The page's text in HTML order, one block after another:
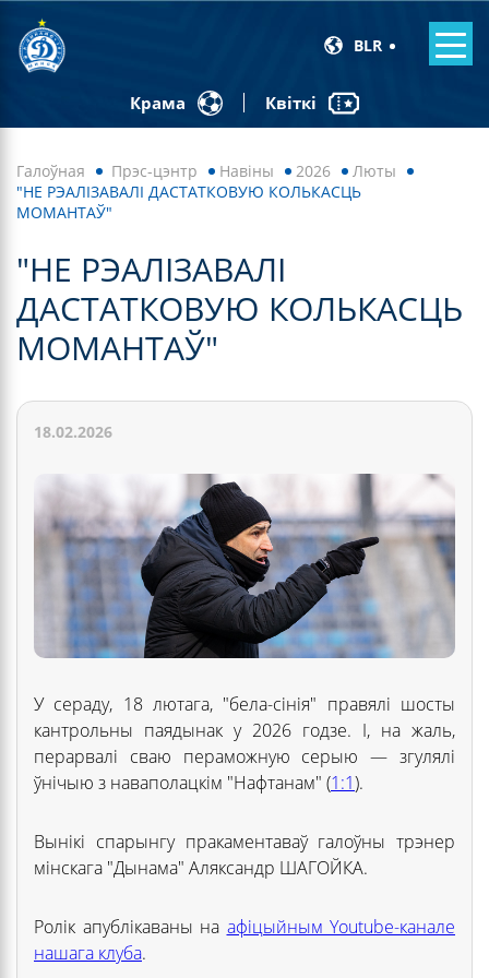
BLR
Крама Квіткі
Галоўная Прэс-цэнтр Навiны 2026
Люты
"НЕ РЭАЛІЗАВАЛІ ДАСТАТКОВУЮ КОЛЬКАСЦЬ
МОМАНТАЎ"
"НЕ РЭАЛІЗАВАЛІ
ДАСТАТКОВУЮ КОЛЬКАСЦЬ
МОМАНТАЎ"
18.02.2026
У сераду, 18 лютага, "бела-сінія" правялі шосты
кантрольны паядынак у 2026 годзе. І, на жаль,
перарвалі сваю пераможную серыю — згулялі
ўнічыю з наваполацкім "Нафтанам" (1:1).
Вынікі спарынгу пракаментаваў галоўны трэнер
мінскага "Дынама" Аляксандр ШАГОЙКА.
Ролік апублікаваны на афіцыйным Youtube-канале
нашага клуба.